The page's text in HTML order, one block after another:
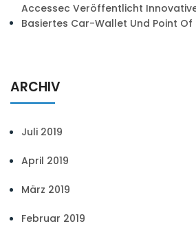
Accessec Veröffentlicht
Basiertes Car-Wallet Und Point
ARCHIV
Juli 2019
April 2019
März 2019
Februar 2019